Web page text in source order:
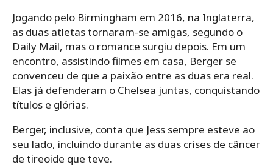
Jogando pelo Birmingham em 2016, na Inglaterra,
as duas atletas tornaram-se amigas, segundo o
Daily Mail, mas o romance surgiu depois. Em um
encontro, assistindo filmes em casa, Berger se
convenceu de que a paixão entre as duas era real.
Elas já defenderam o Chelsea juntas, conquistando
títulos e glórias.
Berger, inclusive, conta que Jess sempre esteve ao
seu lado, incluindo durante as duas crises de câncer
de tireoide que teve.